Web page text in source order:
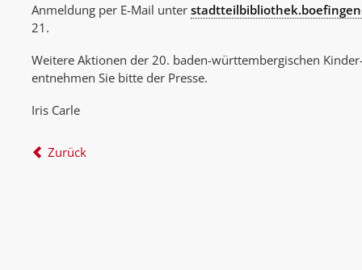
Anmeldung per E-Mail unter
21.
Weitere Aktionen der 20. baden-württembergischen
entnehmen Sie bitte der Presse.
Iris Carle
Zurück